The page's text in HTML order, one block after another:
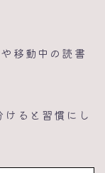
移動中の読書
ると習慣にし